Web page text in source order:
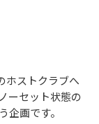
ホストクラブへ
ーセット状態の
企画です。